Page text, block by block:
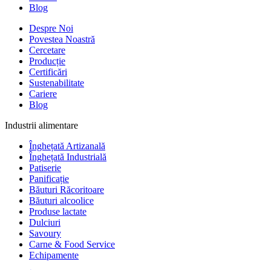
Blog
Despre Noi
Povestea Noastră
Cercetare
Producție
Certificări
Sustenabilitate
Cariere
Blog
Industrii alimentare
Înghețată Artizanală
Înghețată Industrială
Patiserie
Panificație
Băuturi Răcoritoare
Băuturi alcoolice
Produse lactate
Dulciuri
Savoury
Carne & Food Service
Echipamente